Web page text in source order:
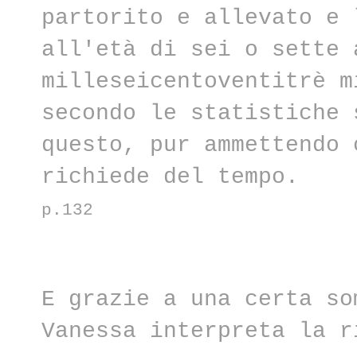
partorito e allevato e
all'età di sei o sette
milleseicentoventitrè
secondo le
questo, pur
richiede del tempo.
p.132
E grazie a una certa
Vanessa interpreta la